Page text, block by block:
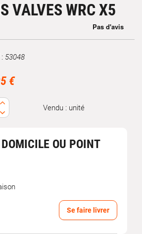
VALVES WRC X5
53048
€
Vendu : unité
OU POINT
Se faire livrer